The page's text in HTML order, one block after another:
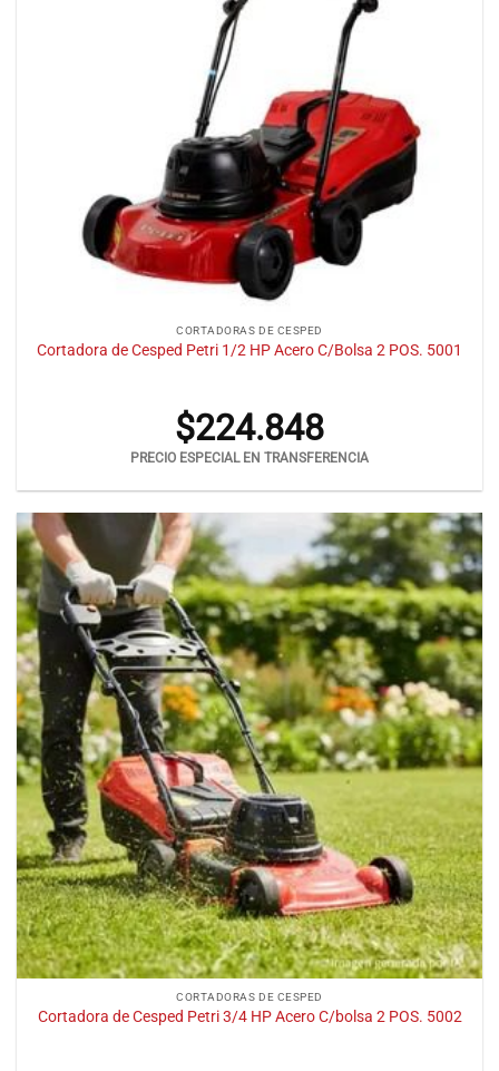
CORTADORAS DE CESPED
Cortadora de Cesped Petri 1/2 HP Acero C/Bolsa 2 POS. 5001
$224.848
PRECIO ESPECIAL EN TRANSFERENCIA
CORTADORAS DE CESPED
Cortadora de Cesped Petri 3/4 HP Acero C/bolsa 2 POS. 5002